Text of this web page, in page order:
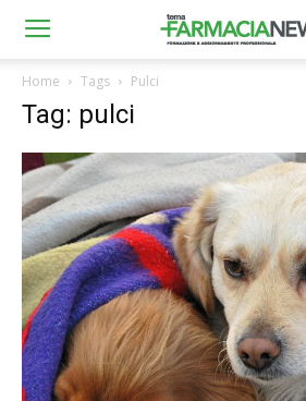
Home Tags Pulci
Tag: pulci